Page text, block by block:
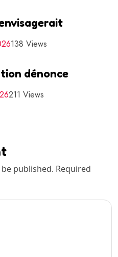
138 Views
dénonce
211 Views
published. Required